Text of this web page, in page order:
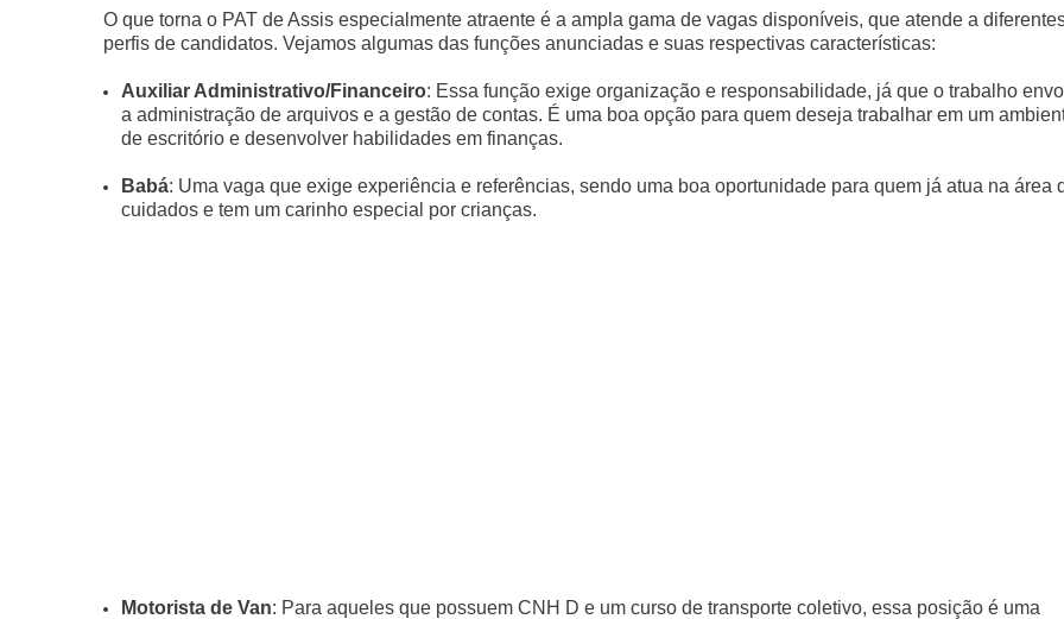
O que torna o PAT de Assis especialmente atraente é a ampla gama de vagas disponíveis, que atende a
perfis de candidatos. Vejamos algumas das funções anunciadas e suas respectivas características:
Auxiliar Administrativo/Financeiro: Essa função exige organização e responsabilidade, já que o trabalho
a administração de arquivos e a gestão de contas. É uma boa opção para quem deseja trabalhar em um
de escritório e desenvolver habilidades em finanças.
Babá: Uma vaga que exige experiência e referências, sendo uma boa oportunidade para quem já atua na área
cuidados e tem um carinho especial por crianças.
Motorista de Van: Para aqueles que possuem CNH D e um curso de transporte coletivo, essa posição é uma